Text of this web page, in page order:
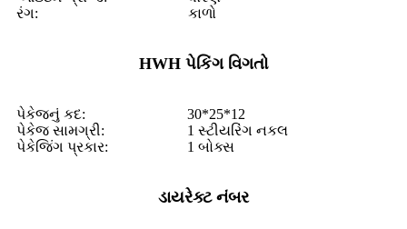
રંગ:
કાળો
HWH પેકિંગ વિગતો
પેકેજનું કદ:
30*25*12
પેકેજ સામગ્રી:
1 સ્ટીયરિંગ નકલ
પેકેજિંગ પ્રકાર:
1 બોક્સ
ડાયરેક્ટ નંબર